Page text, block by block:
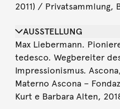
2011) / Privatsammlung,
AUSSTELLUNG
Max Liebermann.
tedesco. Wegbereiter
Impressionismus.
Materno Ascona –
Kurt e Barbara Alten,